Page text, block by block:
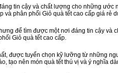
tin cậy và chất lượng cho những ước
phân phối Giỏ quà tết cao cấp giá rẻ
để tìm được một nơi đáng tin cậy
Giỏ quà tết cao cấp.
được tuyển chọn kỹ lưỡng từ những
tạo nên món quà tết thú vị và ý nghĩa